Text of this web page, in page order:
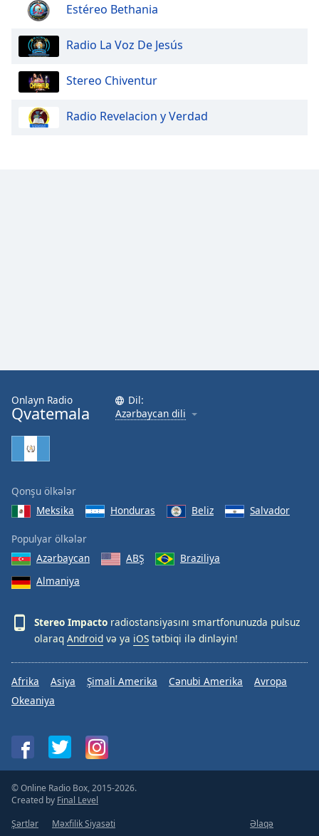
Estéreo Bethania
Radio La Voz De Jesús
Stereo Chiventur
Radio Revelacion y Verdad
Onlayn Radio
Qvatemala
Dil:
Azərbaycan dili
Qonşu ölkələr
Meksika
Honduras Beliz Salvador
Populyar ölkələr
Azərbaycan
ABŞ
Braziliya
Almaniya
Stereo Impacto radiostansiyasını smartfonunuzda pulsuz
olaraq Android və ya iOS tətbiqi ilə dinləyin!
Afrika Asiya Şimali Amerika Cənubi Amerika
Avropa
Okeaniya
© Online Radio Box, 2015-2026.
Created by Final Level
Şərtlər
Məxfilik Siyasəti Əlaqə